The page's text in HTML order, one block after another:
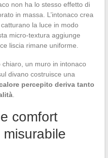
non ha lo stesso effetto di
in massa. L’intonaco crea
la luce in modo
micro-textura aggiunge
liscia rimane uniforme.
un muro in intonaco
divano costruisce una
percepito deriva tanto
.
comfort